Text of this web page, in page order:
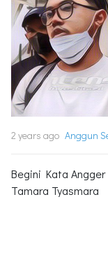
2 years ago Anggun
Begini Kata
Tamara Tyasmara